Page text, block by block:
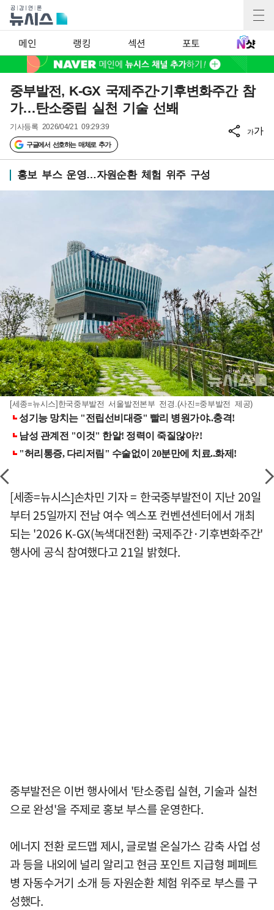
메인 랭킹 섹션 포토
중부발전, K-GX 국제주간·기후변화주간 참
가…탄소중립 실천 기술 선봬
기사등록 2026/04/21 09:29:39
구글에서 선호하는 매체로 추가
가가
홍보 부스 운영…자원순환 체험 위주 구성
[세종=뉴시스]한국중부발전 서울발전본부 전경.(사진=중부발전 제공)
[세종=뉴시스]손차민 기자 = 한국중부발전이 지난 20일
부터 25일까지 전남 여수 엑스포 컨벤션센터에서 개최
되는 '2026 K-GX(녹색대전환) 국제주간·기후변화주간'
행사에 공식 참여했다고 21일 밝혔다.
중부발전은 이번 행사에서 '탄소중립 실현, 기술과 실천
으로 완성'을 주제로 홍보 부스를 운영한다.
에너지 전환 로드맵 제시, 글로벌 온실가스 감축 사업 성
과 등을 내외에 널리 알리고 현금 포인트 지급형 폐페트
병 자동수거기 소개 등 자원순환 체험 위주로 부스를 구
성했다.